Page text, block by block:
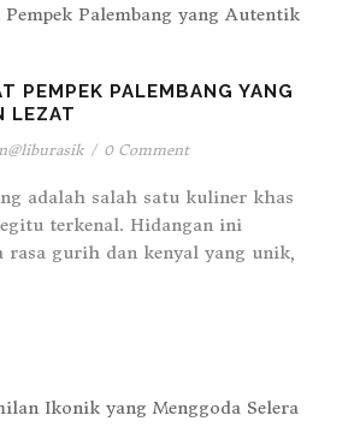
PEMPEK PALEMBANG YANG
LEZAT
/ 0 Comment
adalah salah satu kuliner khas
terkenal. Hidangan ini
rasa gurih dan kenyal yang unik,